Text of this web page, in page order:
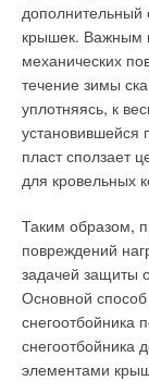
дополнительный
крышек. Важным
механических
течение зимы
уплотняясь, к
установившейся
пласт сползает
для кровельных
Таким образом,
повреждений
задачей защиты
Основной
снегоотбойника
снегоотбойника
элементами